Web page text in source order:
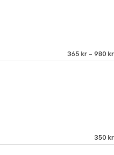
365 kr – 980 kr
350 kr